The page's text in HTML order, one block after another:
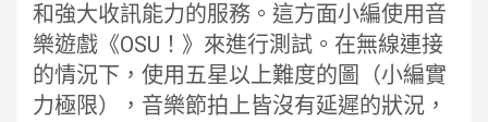
和強大收訊能力的服務。這方面小編使用音
樂遊戲《OSU！》來進行測試。在無線連接
的情況下，使用五星以上難度的圖（小編實
力極限），音樂節拍上皆沒有延遲的狀況，